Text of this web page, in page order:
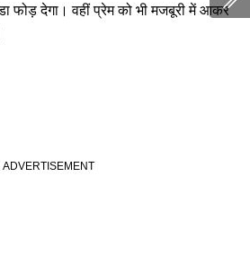
फोड़ देगा। वहीं प्रेम को भी मजबूरी में आकर